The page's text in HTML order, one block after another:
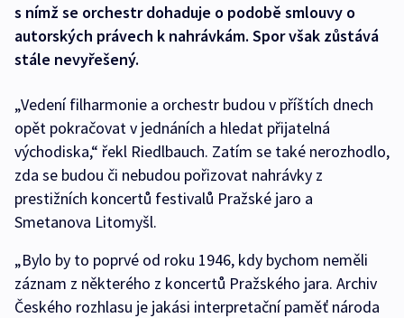
s nímž se orchestr dohaduje o podobě smlouvy o
autorských právech k nahrávkám. Spor však zůstává
stále nevyřešený.
„Vedení filharmonie a orchestr budou v příštích dnech
opět pokračovat v jednáních a hledat přijatelná
východiska,“ řekl Riedlbauch. Zatím se také nerozhodlo,
zda se budou či nebudou pořizovat nahrávky z
prestižních koncertů festivalů Pražské jaro a
Smetanova Litomyšl.
„Bylo by to poprvé od roku 1946, kdy bychom neměli
záznam z některého z koncertů Pražského jara. Archiv
Českého rozhlasu je jakási interpretační paměť národa